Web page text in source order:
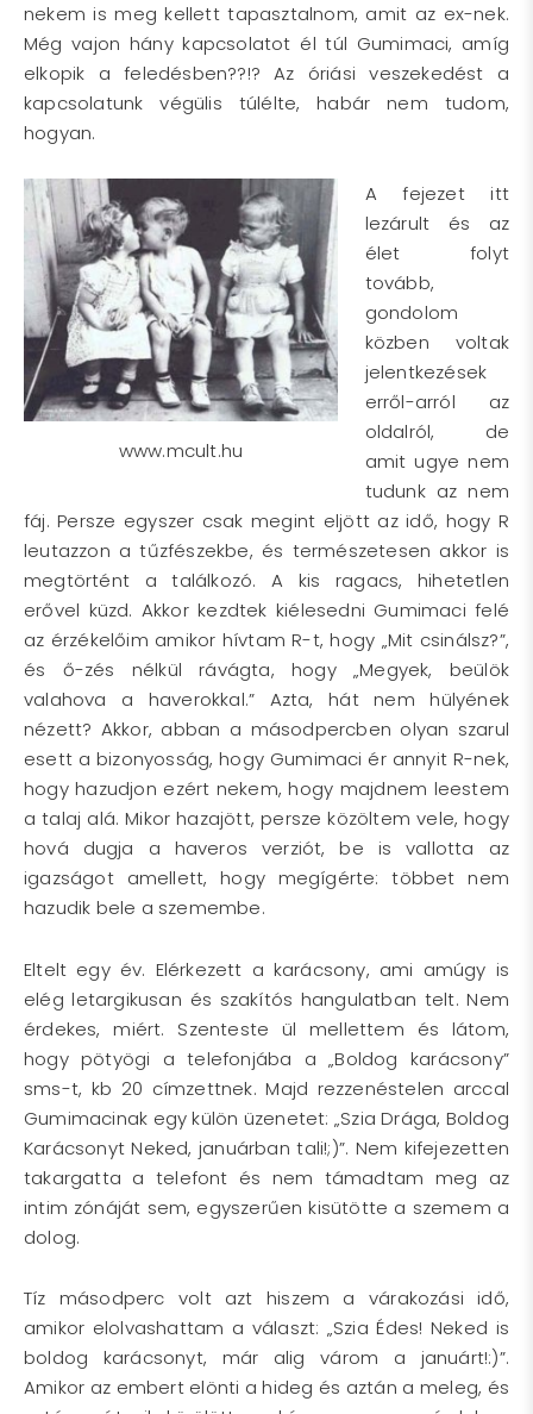
nekem is meg kellett tapasztalnom, amit az ex-nek.
Még vajon hány kapcsolatot él túl Gumimaci, amíg
elkopik a feledésben??!? Az óriási veszekedést a
kapcsolatunk végülis túlélte, habár nem tudom,
hogyan.
www.mcult.hu
A fejezet itt
lezárult és az
élet folyt
tovább,
gondolom
közben voltak
jelentkezések
erről-arról az
oldalról, de
amit ugye nem
tudunk az nem
fáj. Persze egyszer csak megint eljött az idő, hogy R
leutazzon a tűzfészekbe, és természetesen akkor is
megtörtént a találkozó. A kis ragacs, hihetetlen
erővel küzd. Akkor kezdtek kiélesedni Gumimaci felé
az érzékelőim amikor hívtam R-t, hogy „Mit csinálsz?”,
és ő-zés nélkül rávágta, hogy „Megyek, beülök
valahova a haverokkal.” Azta, hát nem hülyének
nézett? Akkor, abban a másodpercben olyan szarul
esett a bizonyosság, hogy Gumimaci ér annyit R-nek,
hogy hazudjon ezért nekem, hogy majdnem leestem
a talaj alá. Mikor hazajött, persze közöltem vele, hogy
hová dugja a haveros verziót, be is vallotta az
igazságot amellett, hogy megígérte: többet nem
hazudik bele a szemembe.
Eltelt egy év. Elérkezett a karácsony, ami amúgy is
elég letargikusan és szakítós hangulatban telt. Nem
érdekes, miért. Szenteste ül mellettem és látom,
hogy pötyögi a telefonjába a „Boldog karácsony”
sms-t, kb 20 címzettnek. Majd rezzenéstelen arccal
Gumimacinak egy külön üzenetet: „Szia Drága, Boldog
Karácsonyt Neked, januárban tali!;)”. Nem kifejezetten
takargatta a telefont és nem támadtam meg az
intim zónáját sem, egyszerűen kisütötte a szemem a
dolog.
Tíz másodperc volt azt hiszem a várakozási idő,
amikor elolvashattam a választ: „Szia Édes! Neked is
boldog karácsonyt, már alig várom a januárt!:)”.
Amikor az embert elönti a hideg és aztán a meleg, és